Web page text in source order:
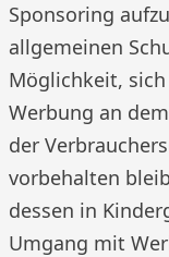
Sponsoring
allgemeinen
Möglichkeit,
Werbung an
der
vorbehalten
dessen in
Umgang mit